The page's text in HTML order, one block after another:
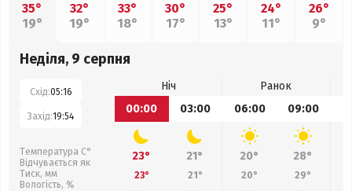
35°
19°
32°
19°
33°
18°
30°
17°
25°
13°
24°
11°
26°
9°
Неділя, 9 серпня
Схід:05:16
Захід:19:54
Температура С°
Відчувається як
Тиск, мм
Вологість, %
Ніч
Ранок
00:00
03:00 06:00 09:00
23° 21° 20° 28°
23° 21° 20° 29°